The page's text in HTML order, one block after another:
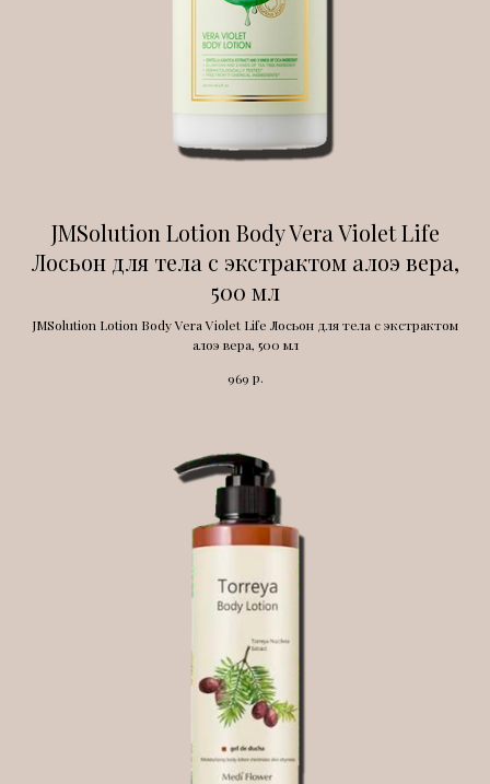
JMSolution Lotion Body Vera Violet Life
Лосьон для тела с экстрактом алоэ вера,
500 мл
JMSolution Lotion Body Vera Violet Life Лосьон для тела с экстрактом
алоэ вера, 500 мл
969 р.